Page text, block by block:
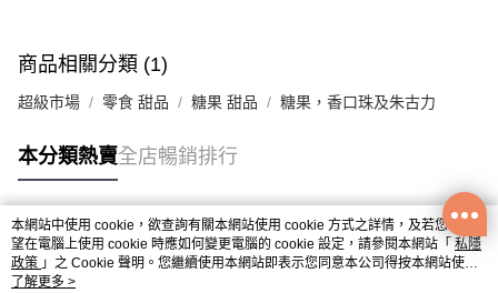
每筆HK$50.00，滿HK$200.00或以上免運費
UNY 門市自取
商品相關分類 (1)
超級市場 零食 甜品 糖果 甜品 糖果，香口珠及朱古力
本分類熱賣全店暢銷排行
熱門標籤
熱銷排行
本網站中使用 cookie，欲查詢有關本網站使用 cookie 方式之詳情，及若您不希
望在電腦上使用 cookie 時應如何變更電腦的 cookie 設定，請參閱本網站「 私隱
政策 」之 Cookie 聲明。您繼續使用本網站即表示您同意本公司得按本網站使用
條款之 Cookie 聲明使用 cookie。
了解更多 >